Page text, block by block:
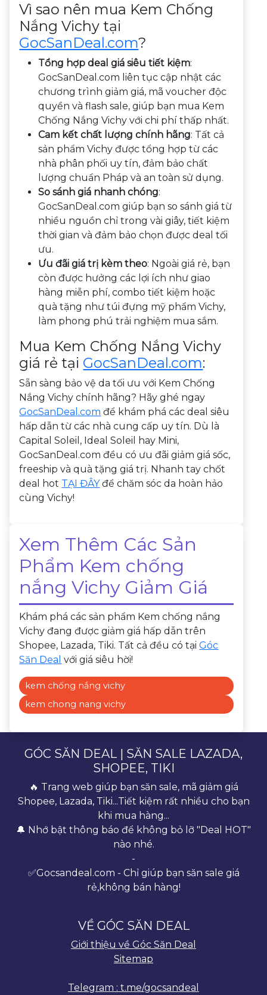
Vì sao nên mua Kem Chống
Nắng Vichy tại
GocSanDeal.com?
Tổng hợp deal giá siêu tiết kiệm:
GocSanDeal.com liên tục cập nhật các
chương trình giảm giá, mã voucher độc
quyền và flash sale, giúp bạn mua Kem
Chống Nắng Vichy với chi phí thấp nhất.
Cam kết chất lượng chính hãng: Tất cả
sản phẩm Vichy được tổng hợp từ các
nhà phân phối uy tín, đảm bảo chất
lượng chuẩn Pháp và an toàn sử dụng.
So sánh giá nhanh chóng:
GocSanDeal.com giúp bạn so sánh giá từ
nhiều nguồn chỉ trong vài giây, tiết kiệm
thời gian và đảm bảo chọn được deal tối
ưu.
Ưu đãi giá trị kèm theo: Ngoài giá rẻ, bạn
còn được hưởng các lợi ích như giao
hàng miễn phí, combo tiết kiệm hoặc
quà tặng như túi đựng mỹ phẩm Vichy,
làm phong phú trải nghiệm mua sắm.
Mua Kem Chống Nắng Vichy
giá rẻ tại GocSanDeal.com:
Sẵn sàng bảo vệ da tối ưu với Kem Chống
Nắng Vichy chính hãng? Hãy ghé ngay
GocSanDeal.com để khám phá các deal siêu
hấp dẫn từ các nhà cung cấp uy tín. Dù là
Capital Soleil, Ideal Soleil hay Mini,
GocSanDeal.com đều có ưu đãi giảm giá sốc,
freeship và quà tặng giá trị. Nhanh tay chốt
deal hot TẠI ĐÂYđể chăm sóc da hoàn hảo
cùng Vichy!
Xem Thêm Các Sản
Phẩm Kem chống
nắng Vichy Giảm Giá
Khám phá các sản phẩm Kem chống nắng
Vichy đang được giảm giá hấp dẫn trên
Shopee, Lazada, Tiki. Tất cả đều có tạiGóc
Săn Deal với giá siêu hời!
kem chống nắng vichy
kem chong nang vichy
GÓC SĂN DEAL | SĂN SALE LAZADA,
SHOPEE, TIKI
🔥 Trang web giúp bạn săn sale, mã giảm giá
Shopee, Lazada, Tiki...Tiết kiệm rất nhiều cho bạn
khi mua hàng...
🔔 Nhớ bật thông báo để không bỏ lỡ "Deal HOT"
nào nhé.
-
✅Gocsandeal.com - Chỉ giúp bạn săn sale giá
rẻ,không bán hàng!
VỀ GÓC SĂN DEAL
Giới thiệu về Góc Săn Deal
Sitemap
Telegram : t.me/gocsandeal